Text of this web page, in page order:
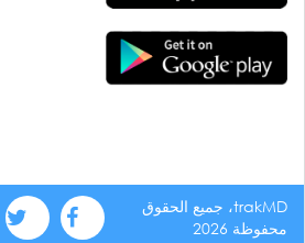
trakMD، جميع الحقوق
محفوظة 2026